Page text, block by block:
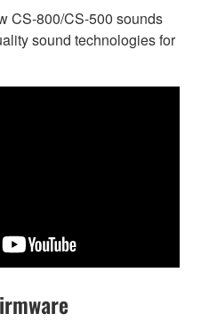
CS-800/CS-500 sounds
sound technologies for